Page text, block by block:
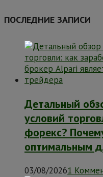
ПОСЛЕДНИЕ ЗАПИСИ
Детальный
условий
форекс?
оптимальным
03/08/20261